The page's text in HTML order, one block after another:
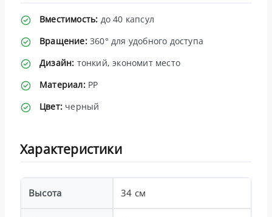
Вместимость: до 40 капсул
Вращение:360° для удобного доступа
Дизайн: тонкий, экономит место
Материал:PP
Цвет: черный
Характеристики
Высота 34 см